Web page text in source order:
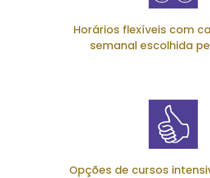
Horários flexíveis com
semanal escolhida
Opções de cursos